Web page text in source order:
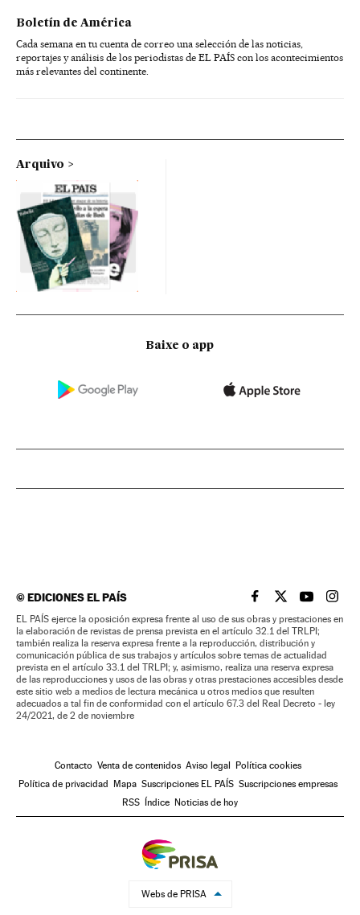
Boletín de América
Cada semana en tu cuenta de correo una selección de las noticias,
reportajes y análisis de los periodistas de EL PAÍS con los acontecimientos
más relevantes del continente.
Arquivo
Baixe o app
©EDICIONES EL PAÍS EL PAÍS BRASIL EN
EL PAÍSEL PAÍS
EL
EL PAÍS ejerce la oposición expresa frente al uso de sus obras y prestaciones en
la elaboración de revistas de prensa prevista en el artículo 32.1 del TRLPI;
también realiza la reserva expresa frente a la reproducción, distribución y
comunicación pública de sus trabajos y artículos sobre temas de actualidad
prevista en el artículo 33.1 del TRLPI; y, asimismo, realiza una reserva expresa
de las reproducciones y usos de las obras y otras prestaciones accesibles desde
este sitio web a medios de lectura mecánica u otros medios que resulten
adecuados a tal fin de conformidad con el artículo 67.3 del Real Decreto - ley
24/2021, de 2 de noviembre
Contacto Venta de contenidos Aviso legal
Política cookies
Política de privacidad
Mapa Suscripciones EL PAÍS Suscripciones empresas
RSS
Índice Noticias de hoy
Webs de PRISA